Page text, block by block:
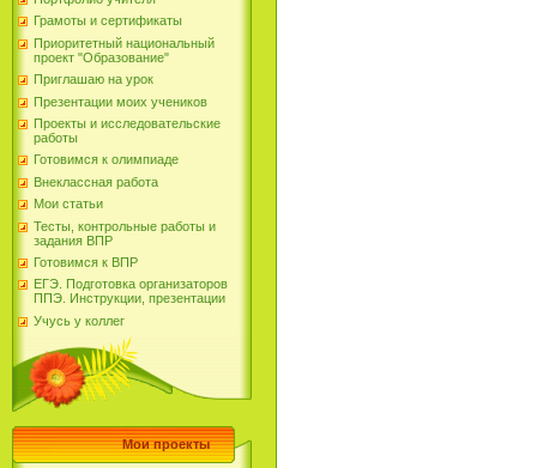
Грамоты и сертификаты
Приоритетный национальный
проект "Образование"
Приглашаю на урок
Презентации моих учеников
Проекты и исследовательские
работы
Готовимся к олимпиаде
Внеклассная работа
Мои статьи
Тесты, контрольные работы и
задания ВПР
Готовимся к ВПР
ЕГЭ. Подготовка организаторов
ППЭ. Инструкции, презентации
Учусь у коллег
Мои проекты